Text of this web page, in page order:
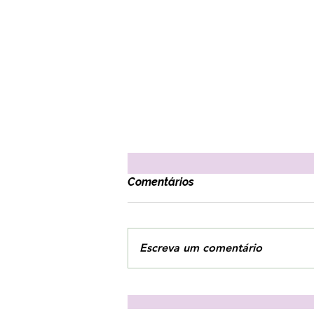
3 estratégias para combater
o vazio interior!
Comentários
Escreva um comentário